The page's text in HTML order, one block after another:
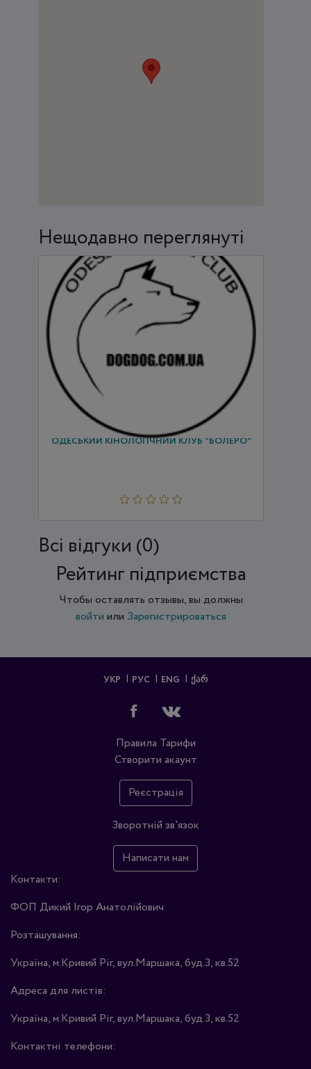
Нещодавно переглянуті
ОДЕСЬКИЙ КІНОЛОГІЧНИЙ КЛУБ "БОЛЕРО"
Всi відгуки (0)
Рейтинг підприємства
Чтобы оставлять отзывы, вы должны
войти или Зарегистрироваться
УКР РУС ENG ᲥᲐᲠ
Правила Тарифи
Створити акаунт
Реєстрація
Зворотній зв'язок
Написати нам
Контакти:
ФОП Дикий Ігор Анатолійович
Розташування:
Україна, м.Кривий Ріг, вул.Маршака, буд.3, кв.52
Адреса для листів:
Україна, м.Кривий Ріг, вул.Маршака, буд.3, кв.52
Контактні телефони: